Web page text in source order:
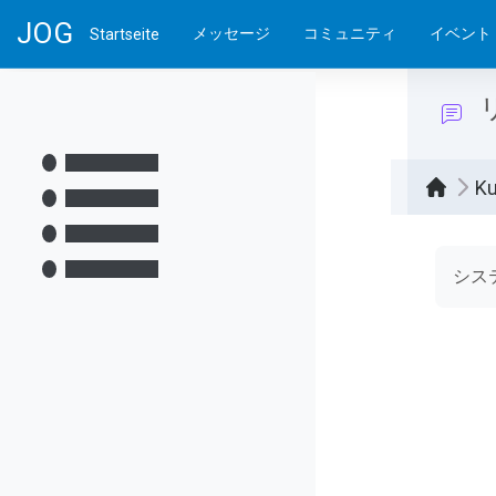
JOG Startseite メッセージ コミュニティ イベント
シス